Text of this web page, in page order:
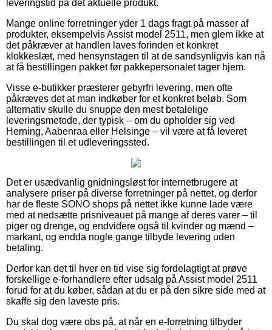
leveringstid på det aktuelle produkt.
Mange online forretninger yder 1 dags fragt på masser af
produkter, eksempelvis Assist model 2511, men glem ikke at
det påkræver at handlen laves forinden et konkret
klokkeslæt, med hensynstagen til at de sandsynligvis kan nå
at få bestillingen pakket før pakkepersonalet tager hjem.
Visse e-butikker præsterer gebyrfri levering, men ofte
påkræves det at man indkøber for et konkret beløb. Som
alternativ skulle du snuppe den mest betalelige
leveringsmetode, der typisk – om du opholder sig ved
Herning, Aabenraa eller Helsinge – vil være at få leveret
bestillingen til et udleveringssted.
Det er usædvanlig gnidningsløst for internetbrugere at
analysere priser på diverse forretninger på nettet, og derfor
har de fleste SONO shops på nettet ikke kunne lade være
med at nedsætte prisniveauet på mange af deres varer – til
piger og drenge, og endvidere også til kvinder og mænd –
markant, og endda nogle gange tilbyde levering uden
betaling.
Derfor kan det til hver en tid vise sig fordelagtigt at prøve
forskellige e-forhandlere efter udsalg på Assist model 2511
forud for at du køber, sådan at du er på den sikre side med at
skaffe sig den laveste pris.
Du skal dog være obs på, at når en e-forretning tilbyder